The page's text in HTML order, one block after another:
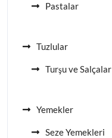
Pastalar
Tuzlular
Turşu ve Salçalar
Yemekler
Seze Yemekleri